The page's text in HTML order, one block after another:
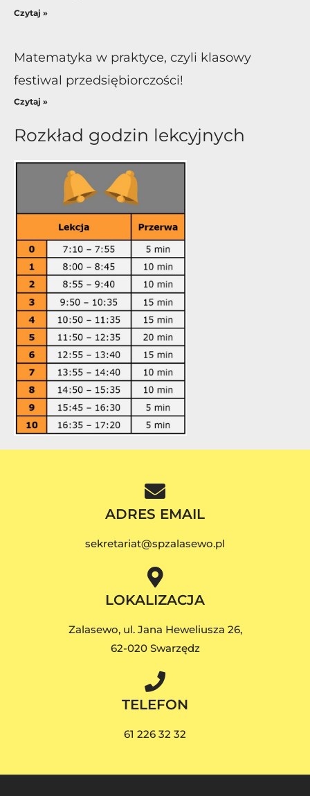
Czytaj »
Matematyka w praktyce, czyli klasowy
festiwal przedsiębiorczości!
Czytaj »
Rozkład godzin lekcyjnych
ADRES EMAIL
sekretariat@spzalasewo.pl
LOKALIZACJA
Zalasewo, ul. Jana Heweliusza 26,
62-020 Swarzędz
TELEFON
61 226 32 32